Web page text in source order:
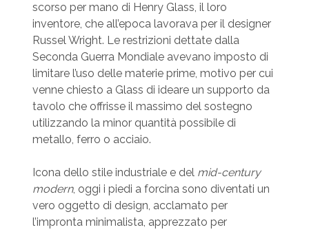
scorso per mano di Henry Glass, il loro
inventore, che all’epoca lavorava per il designer
Russel Wright. Le restrizioni dettate dalla
Seconda Guerra Mondiale avevano imposto di
limitare l’uso delle materie prime, motivo per cui
venne chiesto a Glass di ideare un supporto da
tavolo che offrisse il massimo del sostegno
utilizzando la minor quantità possibile di
metallo, ferro o acciaio.
Icona dello stile industriale e del mid-century
modern, oggi i piedi a forcina sono diventati un
vero oggetto di design, acclamato per
l’impronta minimalista, apprezzato per